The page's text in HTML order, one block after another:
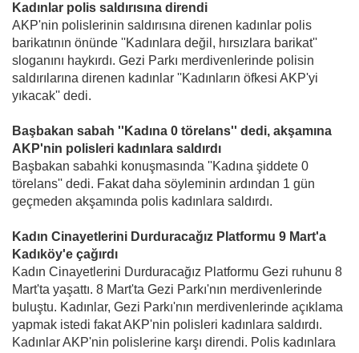
Kadınlar polis saldırısına direndi
AKP'nin polislerinin saldırısına direnen kadınlar polis
barikatının önünde ''Kadınlara değil, hırsızlara barikat''
sloganını haykırdı. Gezi Parkı merdivenlerinde polisin
saldırılarına direnen kadınlar ''Kadınların öfkesi AKP'yi
yıkacak'' dedi.
Başbakan sabah ''Kadına 0 törelans'' dedi, akşamına
AKP'nin polisleri kadınlara saldırdı
Başbakan sabahki konuşmasında ''Kadına şiddete 0
törelans'' dedi. Fakat daha söyleminin ardından 1 gün
geçmeden akşamında polis kadınlara saldırdı.
Kadın Cinayetlerini Durduracağız Platformu 9 Mart'a
Kadıköy'e çağırdı
Kadın Cinayetlerini Durduracağız Platformu Gezi ruhunu 8
Mart'ta yaşattı. 8 Mart'ta Gezi Parkı'nın merdivenlerinde
buluştu. Kadınlar, Gezi Parkı'nın merdivenlerinde açıklama
yapmak istedi fakat AKP'nin polisleri kadınlara saldırdı.
Kadınlar AKP'nin polislerine karşı direndi. Polis kadınlara